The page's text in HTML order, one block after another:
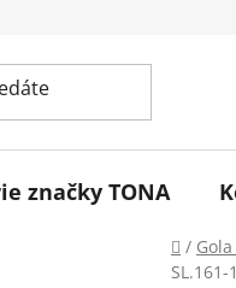
údajů
značky TONA
Domů
/
SL.161-